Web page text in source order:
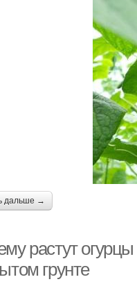
дальше →
растут огурцы
грунте